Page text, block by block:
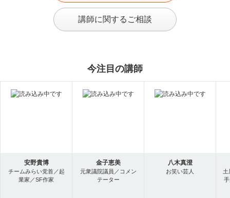
講師に関するご相談
今注目の講師
安野貴博
チームみらい党首／起
業家／SF作家
金子恵美
元衆議院議員／コメン
テーター
八木真澄
お笑い芸人
土